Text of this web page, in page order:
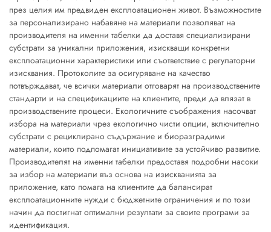
през целия им предвиден експлоатационен живот. Възможностите
за персонализирано набавяне на материали позволяват на
производителя на именни табелки да доставя специализирани
субстрати за уникални приложения, изискващи конкретни
експлоатационни характеристики или съответствие с регулаторни
изисквания. Протоколите за осигуряване на качество
потвърждават, че всички материали отговарят на производствените
стандарти и на спецификациите на клиентите, преди да влязат в
производствените процеси. Екологичните съображения насочват
избора на материали чрез екологично чисти опции, включително
субстрати с рециклирано съдържание и биоразградими
материали, които подпомагат инициативите за устойчиво развитие.
Производителят на именни табелки предоставя подробни насоки
за избор на материали въз основа на изискванията за
приложение, като помага на клиентите да балансират
експлоатационните нужди с бюджетните ограничения и по този
начин да постигнат оптимални резултати за своите програми за
идентификация.